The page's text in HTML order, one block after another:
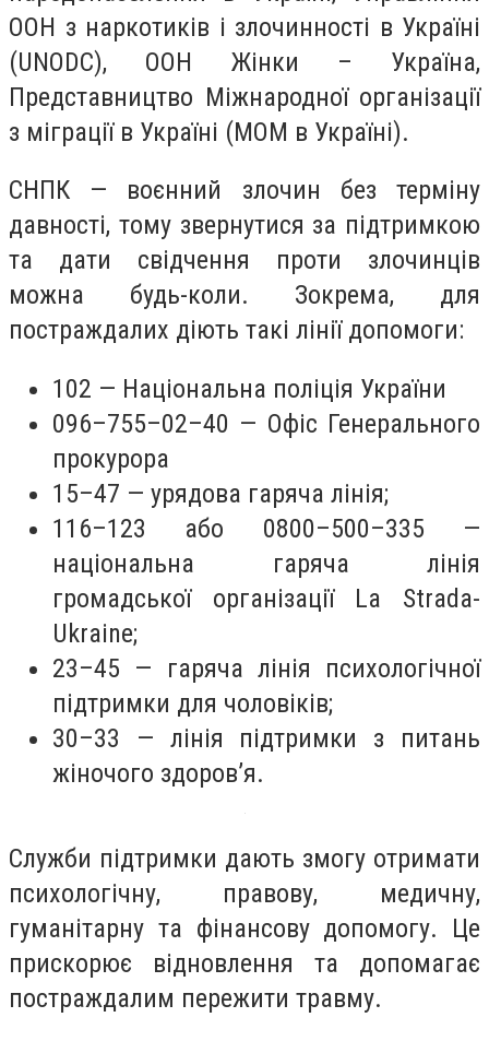
ООН з наркотиків і злочинності в Україні
(UNODC), ООН Жінки – Україна,
Представництво Міжнародної організації
з міграції в Україні (МOM в Україні).
СНПК — воєнний злочин без терміну
давності, тому звернутися за підтримкою
та дати свідчення проти злочинців
можна будь-коли. Зокрема, для
постраждалих діють такі лінії допомоги:
102 — Національна поліція України
096–755–02–40 — Офіс Генерального
прокурора
15–47 — урядова гаряча лінія;
116–123 або 0800–500–335 —
національна гаряча лінія
громадської організації La Strada-
Ukraine;
23–45 — гаряча лінія психологічної
підтримки для чоловіків;
30–33 — лінія підтримки з питань
жіночого здоров’я.
Служби підтримки дають змогу отримати
психологічну, правову, медичну,
гуманітарну та фінансову допомогу. Це
прискорює відновлення та допомагає
постраждалим пережити травму.